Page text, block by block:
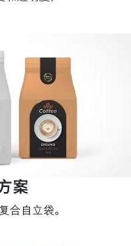
案
合自立袋。